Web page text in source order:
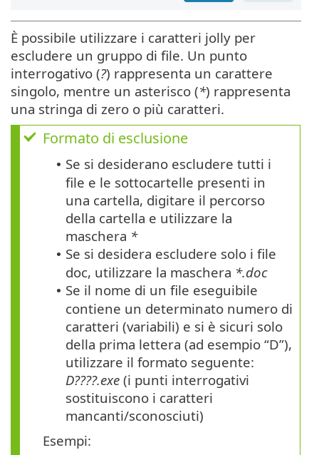
È possibile utilizzare i caratteri jolly per
escludere un gruppo di file. Un punto
interrogativo (?) rappresenta un carattere
singolo, mentre un asterisco (*) rappresenta
una stringa di zero o più caratteri.
Formato di esclusione
• Se si desiderano escludere tutti i
file e le sottocartelle presenti in
una cartella, digitare il percorso
della cartella e utilizzare la
maschera *
• Se si desidera escludere solo i file
doc, utilizzare la maschera *.doc
• Se il nome di un file eseguibile
contiene un determinato numero di
caratteri (variabili) e si è sicuri solo
della prima lettera (ad esempio “D”),
utilizzare il formato seguente:
D????.exe (i punti interrogativi
sostituiscono i caratteri
mancanti/sconosciuti)
Esempi: